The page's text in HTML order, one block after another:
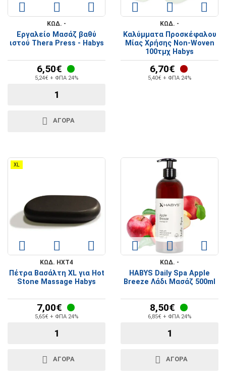
ΚΩΔ. -
Εργαλείο Mασάζ βαθύ
ιστού Thera Press - Habys
6,50€
5,24€ + ΦΠΑ 24%
ΑΓΟΡΑ
ΚΩΔ. -
Καλύμματα Προσκέφαλου
Μίας Χρήσης Non-Woven
100τμχ Habys
6,70€
5,40€ + ΦΠΑ 24%
XL
ΚΩΔ. HXT4
Πέτρα Βασάλτη XL για Hot
Stone Massage Habys
7,00€
5,65€ + ΦΠΑ 24%
ΑΓΟΡΑ
ΚΩΔ. -
HABYS Daily Spa Apple
Breeze Λάδι Μασάζ 500ml
8,50€
6,85€ + ΦΠΑ 24%
ΑΓΟΡΑ